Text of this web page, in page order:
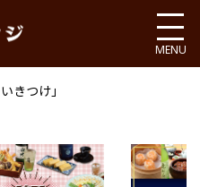
チカマチラウンジ
MENU